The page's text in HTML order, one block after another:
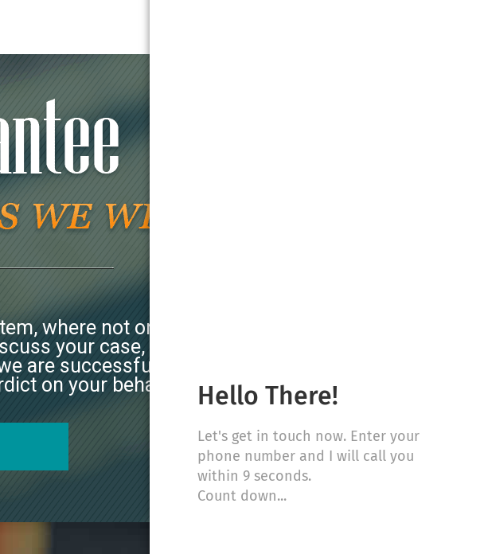
where not only do
your case, but we
are successful in
on your behalf.*
Hello There!
Let's get in touch now. Enter your
phone number and I will call you
within 9 seconds.
Count down...